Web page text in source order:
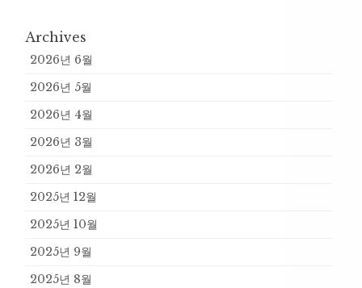
Archives
2026년 6월
2026년 5월
2026년 4월
2026년 3월
2026년 2월
2025년 12월
2025년 10월
2025년 9월
2025년 8월